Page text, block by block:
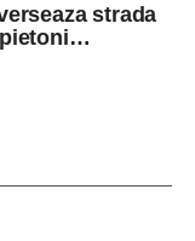
News
intensitatea
în contextul
Bolojan
strada